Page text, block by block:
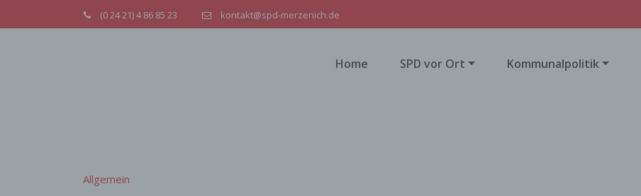
(0 24 21) 4 86 85 23 kontakt@spd-merzenich.de
Home SPD vor Ort Kommunalpolitik
Allgemein